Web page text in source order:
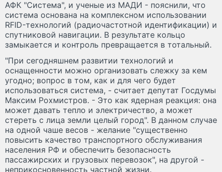
АФК "Система", и ученые из МАДИ - пояснили, что
система основана на комплексном использовании
RFID-технологий (радиочастотной идентификации) и
спутниковой навигации. В результате кольцо
замыкается и контроль превращается в тотальный.
"При сегодняшнем развитии технологий и
оснащенности можно организовать слежку за кем
угодно; вопрос в том, как и для чего будет
использоваться система, - считает депутат Госдумы
Максим Рохмистров. - Это как ядерная реакция: она
может давать тепло и электричество, а может
стереть с лица земли целый город". В данном случае
на одной чаше весов - желание "существенно
повысить качество транспортного обслуживания
населения РФ и обеспечить безопасность
пассажирских и грузовых перевозок", на другой -
неприкосновенность частной жизни.